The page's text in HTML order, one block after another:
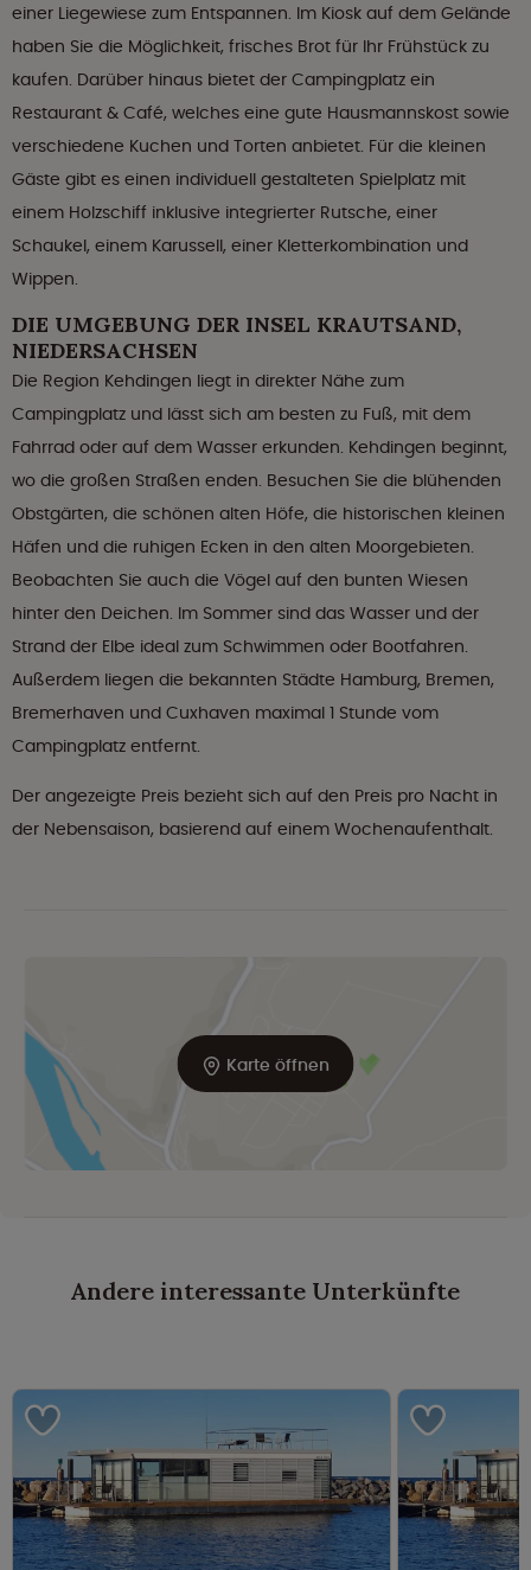
einer Liegewiese zum Entspannen. Im Kiosk auf dem Gelände
haben Sie die Möglichkeit, frisches Brot für Ihr Frühstück zu
kaufen. Darüber hinaus bietet der Campingplatz ein
Restaurant & Café, welches eine gute Hausmannskost sowie
verschiedene Kuchen und Torten anbietet. Für die kleinen
Gäste gibt es einen individuell gestalteten Spielplatz mit
einem Holzschiff inklusive integrierter Rutsche, einer
Schaukel, einem Karussell, einer Kletterkombination und
Wippen.
DIE UMGEBUNG DER INSEL KRAUTSAND,
NIEDERSACHSEN
Die Region Kehdingen liegt in direkter Nähe zum
Campingplatz und lässt sich am besten zu Fuß, mit dem
Fahrrad oder auf dem Wasser erkunden. Kehdingen beginnt,
wo die großen Straßen enden. Besuchen Sie die blühenden
Obstgärten, die schönen alten Höfe, die historischen kleinen
Häfen und die ruhigen Ecken in den alten Moorgebieten.
Beobachten Sie auch die Vögel auf den bunten Wiesen
hinter den Deichen. Im Sommer sind das Wasser und der
Strand der Elbe ideal zum Schwimmen oder Bootfahren.
Außerdem liegen die bekannten Städte Hamburg, Bremen,
Bremerhaven und Cuxhaven maximal 1 Stunde vom
Campingplatz entfernt.
Der angezeigte Preis bezieht sich auf den Preis pro Nacht in
der Nebensaison, basierend auf einem Wochenaufenthalt.
Karte öffnen
Andere interessante Unterkünfte